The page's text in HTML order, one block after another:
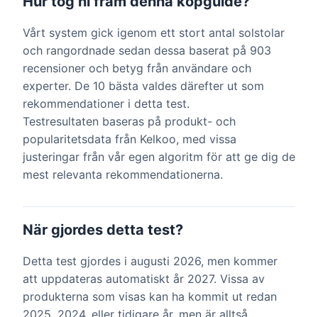
Vårt system gick igenom ett stort antal solstolar
och rangordnade sedan dessa baserat på 903
recensioner och betyg från användare och
experter. De 10 bästa valdes därefter ut som
rekommendationer i detta test.
Testresultaten baseras på produkt- och
popularitetsdata från Kelkoo, med vissa
justeringar från vår egen algoritm för att ge dig de
mest relevanta rekommendationerna.
När gjordes detta test?
Detta test gjordes i augusti 2026, men kommer
att uppdateras automatiskt år 2027. Vissa av
produkterna som visas kan ha kommit ut redan
2025, 2024, eller tidigare år, men är alltså